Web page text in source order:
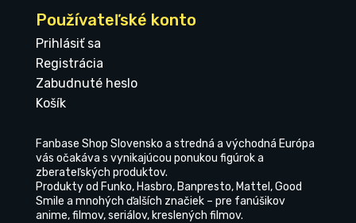
Používateľské konto
Prihlásiť sa
Registrácia
Zabudnuté heslo
Košík
Fanbase Shop Slovensko a stredná a východná Európa
vás očakáva s vynikajúcou ponukou figúrok a
zberateľských produktov.
Produkty od Funko, Hasbro, Banpresto, Mattel, Good
Smile a mnohých ďalších značiek – pre fanúšikov
anime, filmov, seriálov, kreslených filmov.